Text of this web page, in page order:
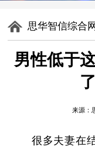
思华智信综合网
男性低于
来源：
很多夫妻在